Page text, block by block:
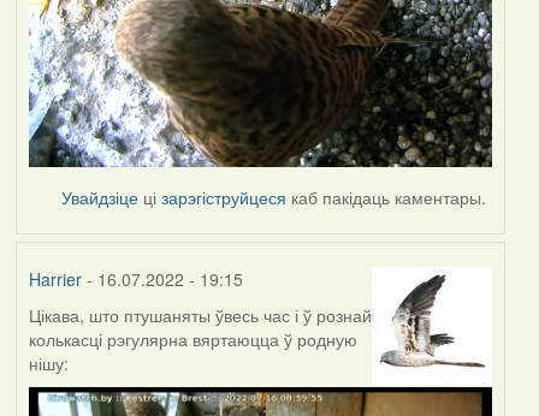
Увайдзіце цізарэгіструйцеся каб пакідаць каментары.
Harrier- 16.07.2022 - 19:15
Цікава, што птушаняты ўвесь час і ў рознай
колькасці рэгулярна вяртаюцца ў родную
нішу: